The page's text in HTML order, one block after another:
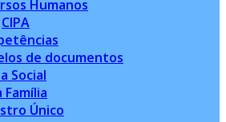
Humanos
CIPA
de documentos
Social
Família
Único